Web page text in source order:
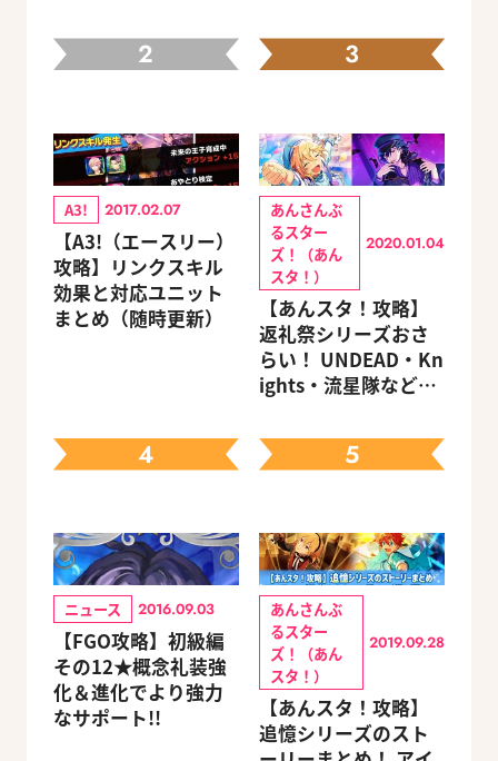
2
A3! 2017.02.07
【A3!（エースリー）
攻略】リンクスキル
効果と対応ユニット
まとめ（随時更新）
3
あんさんぶ
るスター
ズ！（あん
スタ！）
2020.01.04
【あんスタ！攻略】
返礼祭シリーズおさ
らい！ UNDEAD・Kn
ights・流星隊など、
ェック
4
ニュース 2016.09.03
【FGO攻略】初級編
その12★概念礼装強
化＆進化でより強力
なサポート!!
5
あんさんぶ
るスター
ズ！（あん
スタ！）
2019.09.28
【あんスタ！攻略】
追憶シリーズのスト